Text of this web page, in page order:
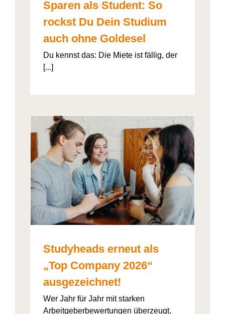
Sparen als Student: So
rockst Du Dein Studium
auch ohne Goldesel
Du kennst das: Die Miete ist fällig, der
[...]
Studyheads erneut als
„Top Company 2026“
ausgezeichnet!
Wer Jahr für Jahr mit starken
Arbeitgeberbewertungen überzeugt,